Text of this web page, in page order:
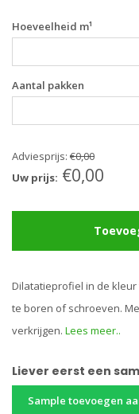
Hoeveelheid m¹
Aantal pakken
Adviesprijs: €0,00
Uw prijs: €0,00
Dilatatieprofiel in de
te boren of schroeven.
verkrijgen. Lees meer..
Liever eerst een
Sample toevoegen